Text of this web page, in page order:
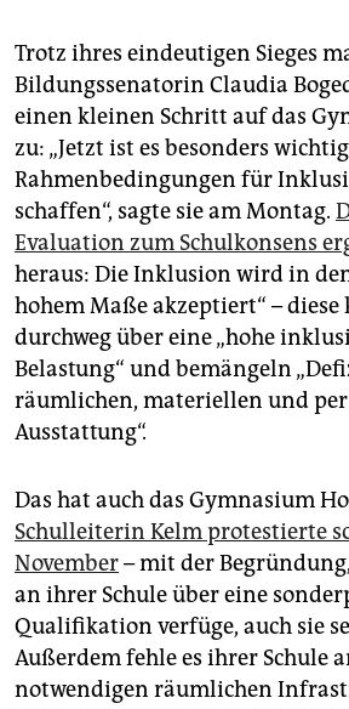
Trotz ihres eindeutigen Sieges
Bildungssenatorin Claudia
einen kleinen Schritt auf das
zu: „Jetzt ist es besonders
Rahmenbedingungen für
schaffen“, sagte sie am Montag.
Evaluation zum Schulkonsens
heraus: Die Inklusion wird in
hohem Maße akzeptiert“ – diese
durchweg über eine „hohe
Belastung“ und bemängeln
räumlichen, materiellen und
Ausstattung“.
Das hat auch das Gymnasium
Schulleiterin Kelm protestierte
November– mit der
an ihrer Schule über eine
Qualifikation verfüge, auch sie
Außerdem fehle es ihrer Schule
notwendigen räumlichen